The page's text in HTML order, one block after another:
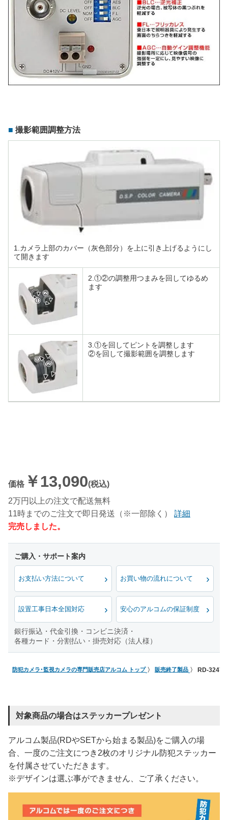
撮影範囲調整方法
1.カメラ上部のカバー（灰色部分）を上に引き上げるようにし
て開きます
2.①②の調整用つまみを回してゆるめ
ます
3.①を回してピントを調整します
②を回して撮影範囲を調整します
価格 ￥13,090(税込)
2万円以上の注文で配送無料
11時までのご注文で即日発送（※一部除く）
詳細
完売しました。
お支払い方法について お買い物の流れについて
設置工事日本全国対応 安心のアルコムの保証制度
銀行振込・代金引換・コンビニ決済・
各種カード・分割払い・掛売対応（法人様）
防犯カメラ･監視カメラの専門販売店アルコム トップ 販売終了製品 RD-3247
対象商品の場合はステッカープレゼント
アルコム製品(RDやSETから始まる製品)をご購入の場
合、一度のご注文につき2枚のオリジナル防犯ステッカー
を付属させていただきます。
※デザインは選ぶ事ができません、ご了承ください。